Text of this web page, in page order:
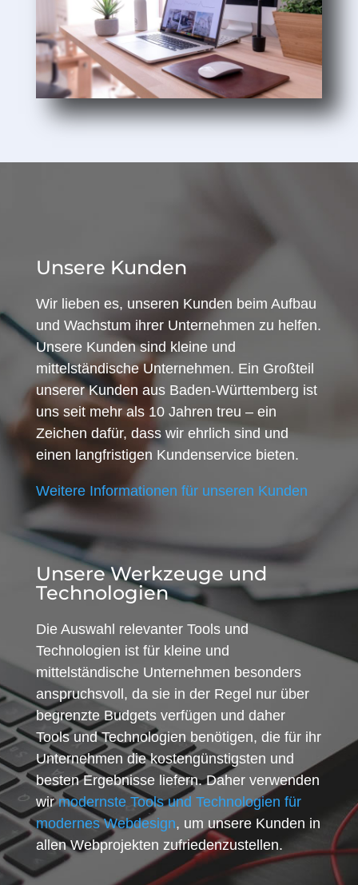
Unsere Kunden
Wir lieben es, unseren Kunden beim Aufbau
und Wachstum ihrer Unternehmen zu helfen.
Unsere Kunden sind kleine und
mittelständische Unternehmen. Ein Großteil
unserer Kunden aus Baden-Württemberg ist
uns seit mehr als 10 Jahren treu – ein
Zeichen dafür, dass wir ehrlich sind und
einen langfristigen Kundenservice bieten.
Weitere Informationen für unseren Kunden
Unsere Werkzeuge und
Technologien
Die Auswahl relevanter Tools und
Technologien ist für kleine und
mittelständische Unternehmen besonders
anspruchsvoll, da sie in der Regel nur über
begrenzte Budgets verfügen und daher
Tools und Technologien benötigen, die für ihr
Unternehmen die kostengünstigsten und
besten Ergebnisse liefern. Daher verwenden
wirmodernste Tools und Technologien für
modernes Webdesign, um unsere Kunden in
allen Webprojekten zufriedenzustellen.